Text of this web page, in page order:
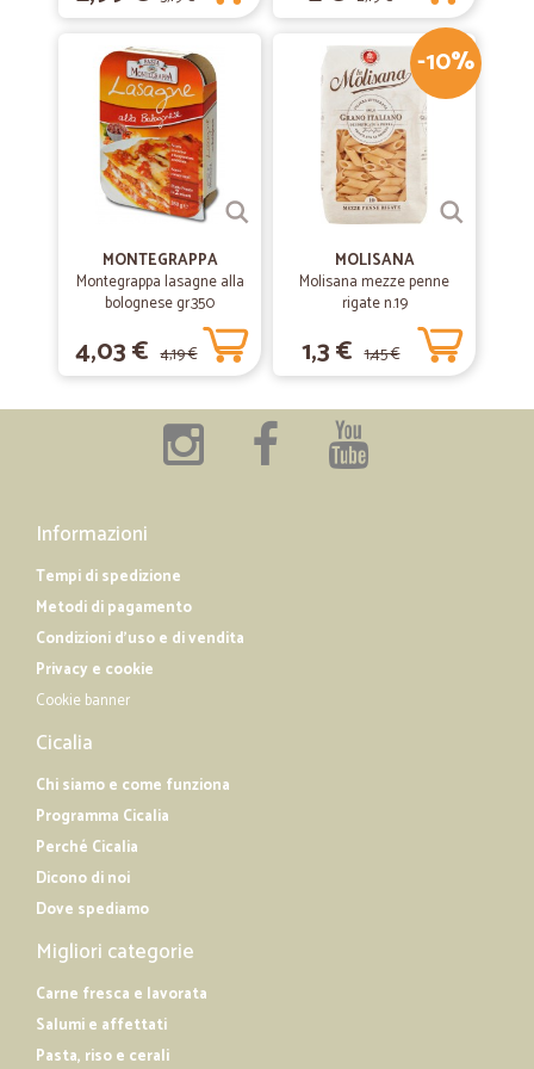
MONTEGRAPPA
Montegrappa lasagne alla
bolognese gr.350
4,03 € 4,19 €
-10%
MOLISANA
Molisana mezze penne
rigate n.19
1,3 € 1,45 €
Informazioni
Tempi di spedizione
Metodi di pagamento
Condizioni d'uso e di vendita
Privacy e cookie
Cookie banner
Cicalia
Chi siamo e come funziona
Programma Cicalia
Perché Cicalia
Dicono di noi
Dove spediamo
Migliori categorie
Carne fresca e lavorata
Salumi e affettati
Pasta, riso e cerali